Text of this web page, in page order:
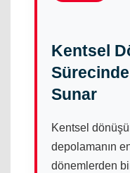
Kentsel
Sunar
Kentsel
depolamanın
dönemlerden